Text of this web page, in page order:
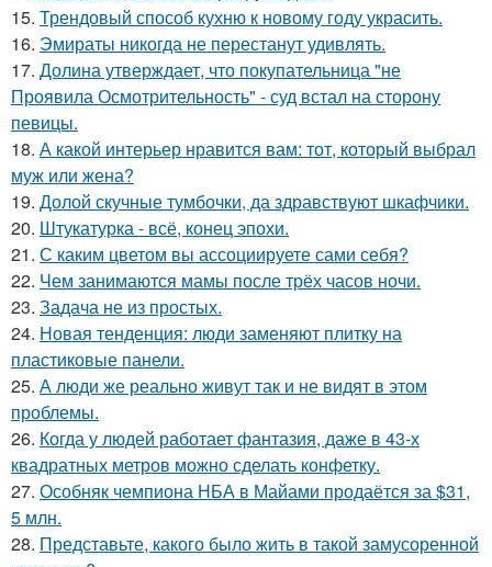
15. Трендовый способ кухню к новому году украсить.
16. Эмираты никогда не перестанут удивлять.
17. Долина утверждает, что покупательница "не
Проявила Осмотрительность" - суд встал на сторону
певицы.
18. А какой интерьер нравится вам: тот, который выбрал
муж или жена?
19. Долой скучные тумбочки, да здравствуют шкафчики.
20. Штукатурка - всё, конец эпохи.
21. С каким цветом вы ассоциируете сами себя?
22. Чем занимаются мамы после трёх часов ночи.
23. Задача не из простых.
24. Новая тенденция: люди заменяют плитку на
пластиковые панели.
25. А люди же реально живут так и не видят в этом
проблемы.
26. Когда у людей работает фантазия, даже в 43-х
квадратных метров можно сделать конфетку.
27. Особняк чемпиона НБА в Майами продаётся за $31,
5 млн.
28. Представьте, какого было жить в такой замусоренной